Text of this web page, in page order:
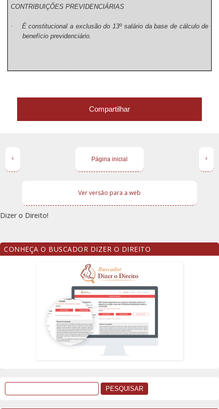
CONTRIBUIÇÕES PREVIDENCIÁRIAS
·
É constitucional a exclusão do 13º salário da base de cálculo de
benefício previdenciário.
Compartilhar
‹ ›
Página inicial
Ver versão para a web
Dizer o Direito!
CONHEÇA O BUSCADOR DIZER O DIREITO